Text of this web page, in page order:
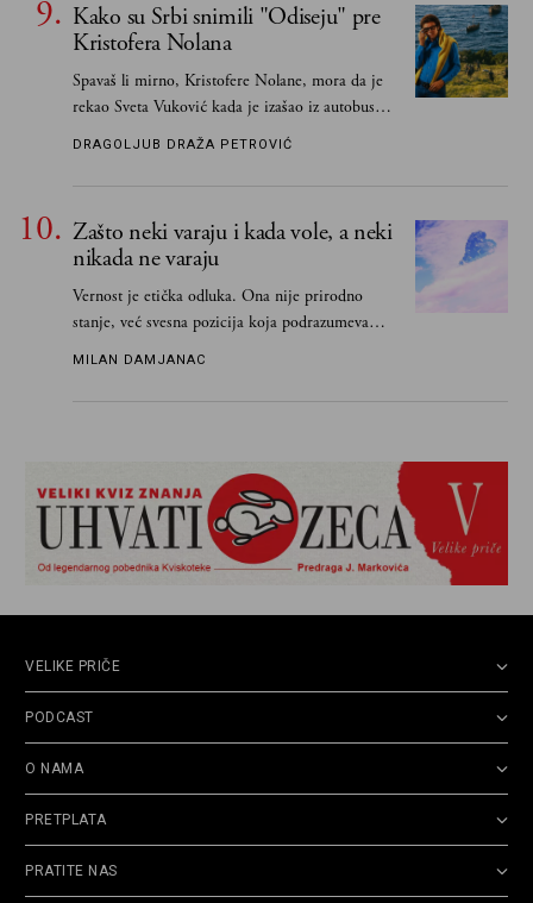
Kako su Srbi snimili "Odiseju" pre
Kristofera Nolana
Spavaš li mirno, Kristofere Nolane, mora da je
rekao Sveta Vuković kada je izašao iz autobusa i
čim je stigao kući pozvao Vojkana
DRAGOLJUB DRAŽA PETROVIĆ
Zašto neki varaju i kada vole, a neki
nikada ne varaju
Vernost je etička odluka. Ona nije prirodno
stanje, već svesna pozicija koja podrazumeva
MILAN DAMJANAC
VELIKE PRIČE
PODCAST
O NAMA
PRETPLATA
PRATITE NAS